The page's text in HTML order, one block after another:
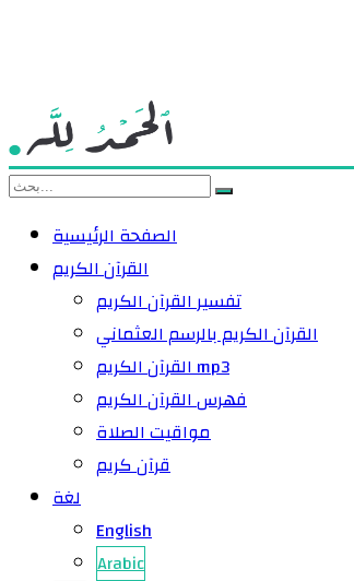
الصفحة الرئيسية
القرآن الكريم
تفسير القرآن الكريم
القرآن الكريم بالرسم العثماني
القرآن الكريم mp3
فهرس القرآن الكريم
مواقيت الصلاة
قرآن كريم
لغة
English
Arabic